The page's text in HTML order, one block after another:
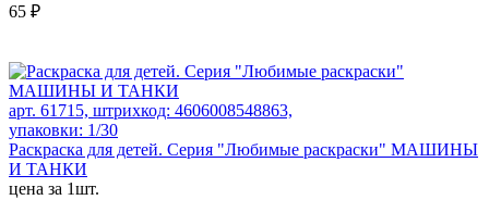
65 ₽
арт. 61715, штрихкод: 4606008548863,
упаковки: 1/30
Раскраска для детей. Серия "Любимые раскраски" МАШИНЫ
И ТАНКИ
цена за 1шт.